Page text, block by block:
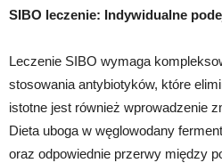
SIBO leczenie: Indywidualne
Leczenie SIBO wymaga
stosowania antybiotyków, które
istotne jest również wprowadzenie
Dieta uboga w węglowodany
oraz odpowiednie przerwy między